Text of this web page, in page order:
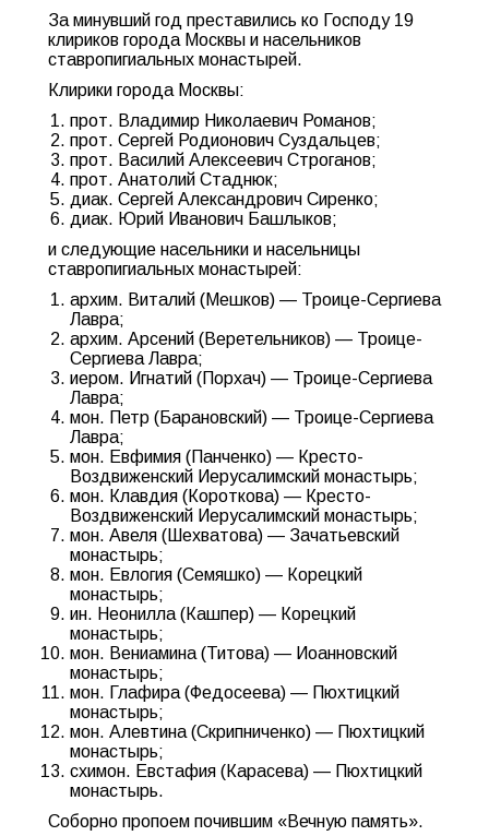
За минувший год преставились ко Господу 19
клириков города Москвы и насельников
ставропигиальных монастырей.
Клирики города Москвы:
прот. Владимир Николаевич Романов;
прот. Сергей Родионович Суздальцев;
прот. Василий Алексеевич Строганов;
прот. Анатолий Стаднюк;
диак. Сергей Александрович Сиренко;
диак. Юрий Иванович Башлыков;
и следующие насельники и насельницы
ставропигиальных монастырей:
архим. Виталий (Мешков) — Троице-Сергиева
Лавра;
архим. Арсений (Веретельников) — Троице-
Сергиева Лавра;
иером. Игнатий (Порхач) — Троице-Сергиева
Лавра;
мон. Петр (Барановский) — Троице-Сергиева
Лавра;
мон. Евфимия (Панченко) — Кресто-
Воздвиженский Иерусалимский монастырь;
мон. Клавдия (Короткова) — Кресто-
Воздвиженский Иерусалимский монастырь;
мон. Авеля (Шехватова) — Зачатьевский
монастырь;
мон. Евлогия (Семяшко) — Корецкий
монастырь;
ин. Неонилла (Кашпер) — Корецкий
монастырь;
мон. Вениамина (Титова) — Иоанновский
монастырь;
мон. Глафира (Федосеева) — Пюхтицкий
монастырь;
мон. Алевтина (Скрипниченко) — Пюхтицкий
монастырь;
схимон. Евстафия (Карасева) — Пюхтицкий
монастырь.
Соборно пропоем почившим «Вечную память».